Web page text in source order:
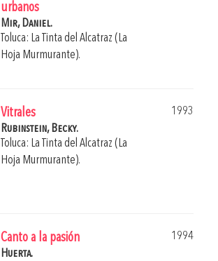
urbanos
Mir, Daniel.
Toluca: La Tinta del Alcatraz (La
Hoja Murmurante).
Vitrales
1993
Rubinstein, Becky.
Toluca: La Tinta del Alcatraz (La
Hoja Murmurante).
Canto a la pasión
1994
Huerta.